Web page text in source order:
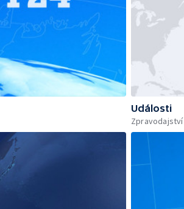
Události
Zpravodajství